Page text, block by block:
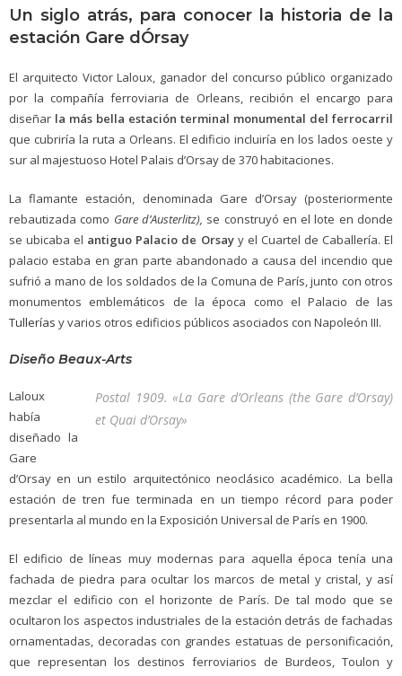
Un siglo atrás, para conocer la historia de la
estación Gare dÓrsay
El arquitecto Victor Laloux, ganador del concurso público organizado
por la compañía ferroviaria de Orleans, recibión el encargo para
diseñar la más bella estación terminal monumental del ferrocarril
que cubriría la ruta a Orleans. El edificio incluiría en los lados oeste y
sur al majestuoso Hotel Palais d’Orsay de 370 habitaciones.
La flamante estación, denominada Gare d’Orsay (posteriormente
rebautizada como Gare d’Austerlitz), se construyó en el lote en donde
se ubicaba el antiguo Palacio de Orsayy el Cuartel de Caballería. El
palacio estaba en gran parte abandonado a causa del incendio que
sufrió a mano de los soldados de la Comuna de París, junto con otros
monumentos emblemáticos de la época como el Palacio de las
Tullerías y varios otros edificios públicos asociados con Napoleón III.
Diseño Beaux-Arts
Postal 1909. «La Gare d’Orleans (the Gare d’Orsay)
et Quai d’Orsay»
Laloux
había
diseñado la
Gare
d’Orsay en un estilo arquitectónico neoclásico académico. La bella
estación de tren fue terminada en un tiempo récord para poder
presentarla al mundo en la Exposición Universal de París en 1900.
El edificio de líneas muy modernas para aquella época tenía una
fachada de piedra para ocultar los marcos de metal y cristal, y así
mezclar el edificio con el horizonte de París. De tal modo que se
ocultaron los aspectos industriales de la estación detrás de fachadas
ornamentadas, decoradas con grandes estatuas de personificación,
que representan los destinos ferroviarios de Burdeos, Toulon y